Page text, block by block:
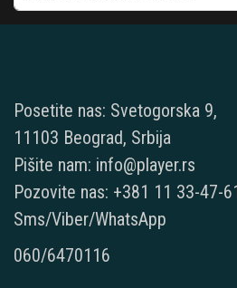
Posetite nas: Svetogorska 9,
11103 Beograd, Srbija
Pišite nam: info@player.rs
Pozovite nas: +381 11 33-47-
Sms/Viber/WhatsApp
060/6470116